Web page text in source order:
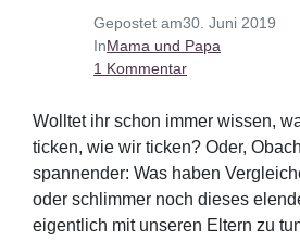
Gepostet am30. Juni 2019
InMama und Papa
1 Kommentar
Wolltet ihr schon immer wissen,
ticken, wie wir ticken? Oder,
spannender: Was haben
oder schlimmer noch dieses
eigentlich mit unseren Eltern zu